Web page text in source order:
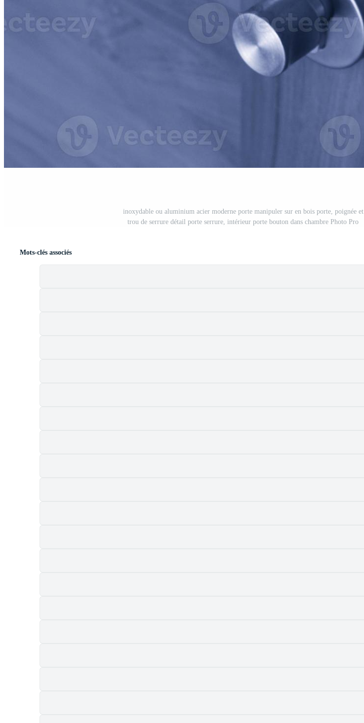
inoxydable ou aluminium acier moderne porte manipuler sur en bois porte, poignée et
trou de serrure détail porte serrure, intérieur porte bouton dans chambre Photo Pro
Mots-clés associés